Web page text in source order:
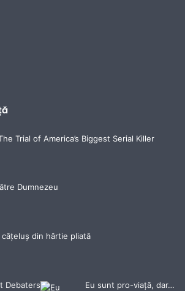
Trial of America’s Biggest Serial Killer
Dumnezeu
cățeluș din hârtie pliată
Debaters Eu sunt pro-viață, dar…